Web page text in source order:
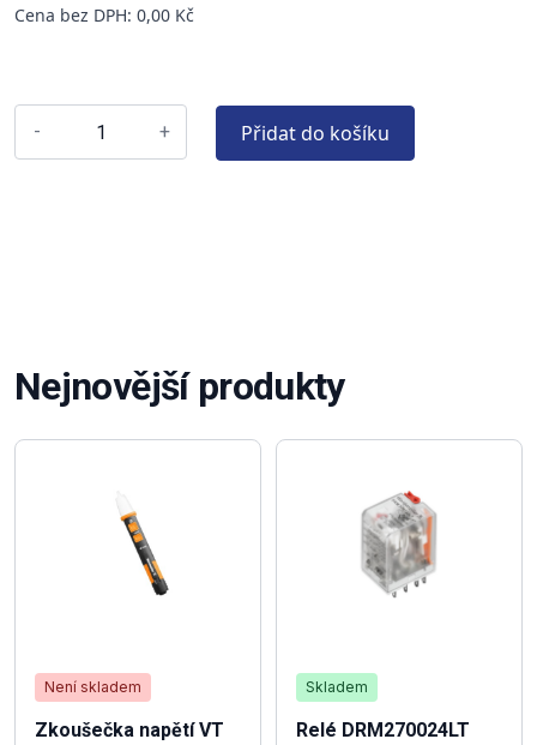
Cena bez DPH: 0,00 Kč
- + Přidat do košíku
Nejnovější produkty
Není skladem
Zkoušečka napětí VT
Skladem
Relé DRM270024LT